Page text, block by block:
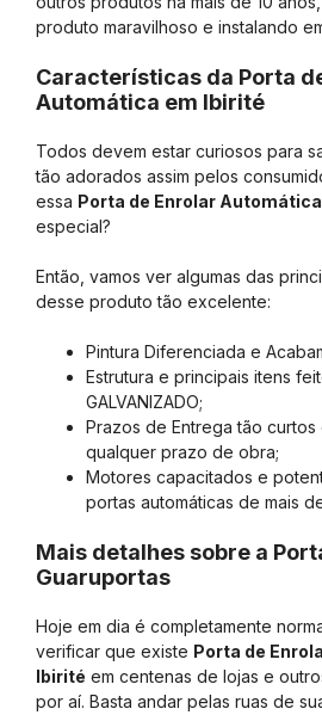
produto maravilhoso e instalando
Características da Porta
Automática em Ibirité
Todos devem estar curiosos para
tão adorados assim pelos
essa Porta de Enrolar
especial?
Então, vamos ver algumas das
desse produto tão excelente:
Pintura Diferenciada e
Estrutura e principais itens
GALVANIZADO;
Prazos de Entrega tão
qualquer prazo de obra;
Motores capacitados e
portas automáticas de mais
Mais detalhes sobre a
Guaruportas
Hoje em dia é completamente
verificar que existe Porta de
Ibirité em centenas de lojas e
por aí. Basta andar pelas ruas de